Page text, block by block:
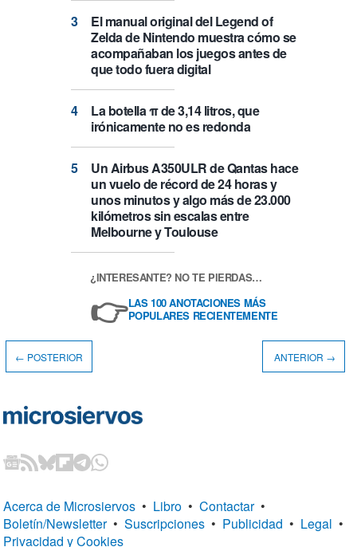
El manual original del Legend of
Zelda de Nintendo muestra cómo se
acompañaban los juegos antes de
que todo fuera digital
La botella π de 3,14 litros, que
irónicamente no es redonda
Un Airbus A350ULR de Qantas hace
un vuelo de récord de 24 horas y
unos minutos y algo más de 23.000
kilómetros sin escalas entre
Melbourne y Toulouse
¿INTERESANTE? NO TE PIERDAS…
👉LAS 100 ANOTACIONES MÁS
POPULARES RECIENTEMENTE
← POSTERIOR ANTERIOR →
Acerca de Microsiervos • Libro • Contactar •
Boletín/Newsletter • Suscripciones • Publicidad • Legal •
Privacidad y Cookies